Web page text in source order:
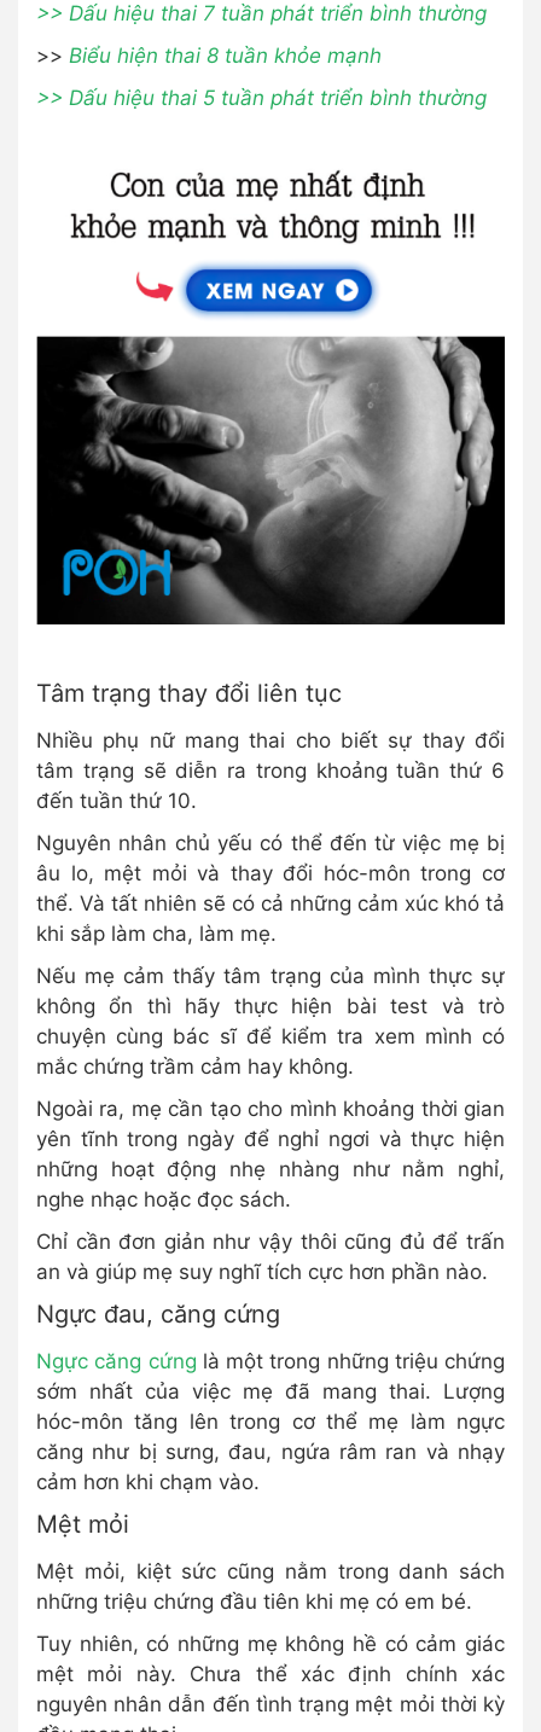
>> Dấu hiệu thai 7 tuần phát triển bình thường
>> Biểu hiện thai 8 tuần khỏe mạnh
>> Dấu hiệu thai 5 tuần phát triển bình thường
Tâm trạng thay đổi liên tục
Nhiều phụ nữ mang thai cho biết sự thay đổi
tâm trạng sẽ diễn ra trong khoảng tuần thứ 6
đến tuần thứ 10.
Nguyên nhân chủ yếu có thể đến từ việc mẹ bị
âu lo, mệt mỏi và thay đổi hóc-môn trong cơ
thể. Và tất nhiên sẽ có cả những cảm xúc khó tả
khi sắp làm cha, làm mẹ.
Nếu mẹ cảm thấy tâm trạng của mình thực sự
không ổn thì hãy thực hiện bài test và trò
chuyện cùng bác sĩ để kiểm tra xem mình có
mắc chứng trầm cảm hay không.
Ngoài ra, mẹ cần tạo cho mình khoảng thời gian
yên tĩnh trong ngày để nghỉ ngơi và thực hiện
những hoạt động nhẹ nhàng như nằm nghỉ,
nghe nhạc hoặc đọc sách.
Chỉ cần đơn giản như vậy thôi cũng đủ để trấn
an và giúp mẹ suy nghĩ tích cực hơn phần nào.
Ngực đau, căng cứng
Ngực căng cứng là một trong những triệu chứng
sớm nhất của việc mẹ đã mang thai. Lượng
hóc-môn tăng lên trong cơ thể mẹ làm ngực
căng như bị sưng, đau, ngứa râm ran và nhạy
cảm hơn khi chạm vào.
Mệt mỏi
Mệt mỏi, kiệt sức cũng nằm trong danh sách
những triệu chứng đầu tiên khi mẹ có em bé.
Tuy nhiên, có những mẹ không hề có cảm giác
mệt mỏi này. Chưa thể xác định chính xác
nguyên nhân dẫn đến tình trạng mệt mỏi thời kỳ